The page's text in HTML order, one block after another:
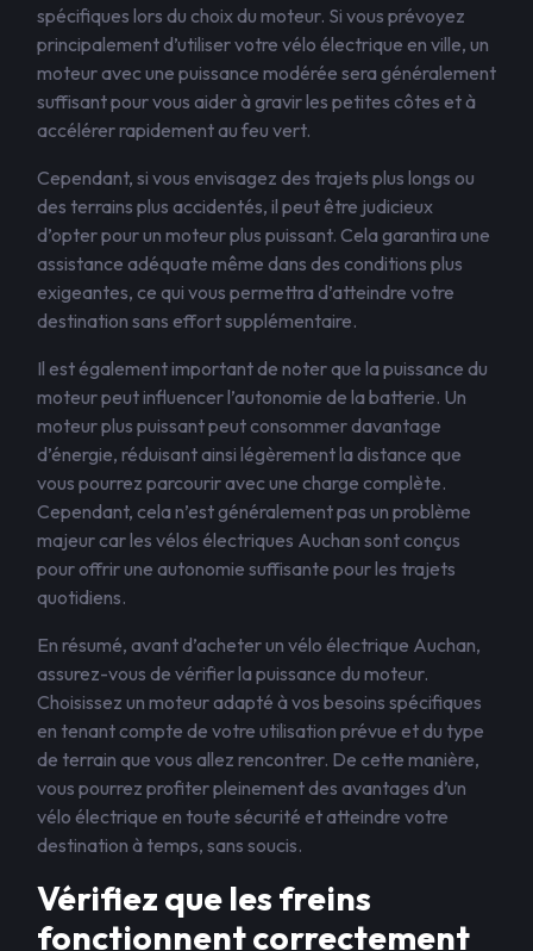
spécifiques lors du choix du moteur. Si vous prévoyez
principalement d’utiliser votre vélo électrique en ville, un
moteur avec une puissance modérée sera généralement
suffisant pour vous aider à gravir les petites côtes et à
accélérer rapidement au feu vert.
Cependant, si vous envisagez des trajets plus longs ou
des terrains plus accidentés, il peut être judicieux
d’opter pour un moteur plus puissant. Cela garantira une
assistance adéquate même dans des conditions plus
exigeantes, ce qui vous permettra d’atteindre votre
destination sans effort supplémentaire.
Il est également important de noter que la puissance du
moteur peut influencer l’autonomie de la batterie. Un
moteur plus puissant peut consommer davantage
d’énergie, réduisant ainsi légèrement la distance que
vous pourrez parcourir avec une charge complète.
Cependant, cela n’est généralement pas un problème
majeur car les vélos électriques Auchan sont conçus
pour offrir une autonomie suffisante pour les trajets
quotidiens.
En résumé, avant d’acheter un vélo électrique Auchan,
assurez-vous de vérifier la puissance du moteur.
Choisissez un moteur adapté à vos besoins spécifiques
en tenant compte de votre utilisation prévue et du type
de terrain que vous allez rencontrer. De cette manière,
vous pourrez profiter pleinement des avantages d’un
vélo électrique en toute sécurité et atteindre votre
destination à temps, sans soucis.
Vérifiez que les freins
fonctionnent correctement